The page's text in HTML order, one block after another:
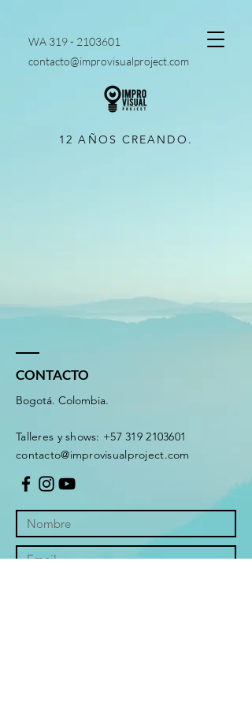
WA 319 - 2103601
contacto@improvisualproject.com
12 AÑOS CREANDO.
CONTACTO
Bogotá. Colombia.
Talleres y shows: +57 319 2103601
contacto@improvisualproject.com